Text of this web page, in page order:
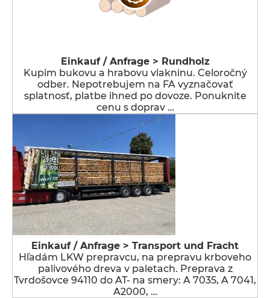
Einkauf / Anfrage > Rundholz
Kupim bukovu a hrabovu vlakninu. Celoročný
odber. Nepotrebujem na FA vyznačovať
splatnosť, platbe ihned po dovoze. Ponuknite
cenu s doprav …
Einkauf / Anfrage > Transport und Fracht
Hľadám LKW prepravcu, na prepravu krboveho
palivového dreva v paletach. Preprava z
Tvrdošovce 94110 do AT- na smery: A 7035, A 7041,
A2000, …